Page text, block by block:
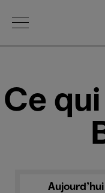
Open Menu
Ce
Aujourd'hui